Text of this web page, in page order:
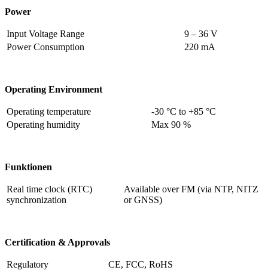
Power
Input Voltage Range
9 – 36 V
Power Consumption
220 mA
Operating Environment
Operating temperature
-30 °C to +85 °C
Operating humidity
Max 90 %
Funktionen
Real time clock (RTC)
synchronization
Available over FM (via NTP, NITZ
or GNSS)
Certification & Approvals
Regulatory CE, FCC, RoHS